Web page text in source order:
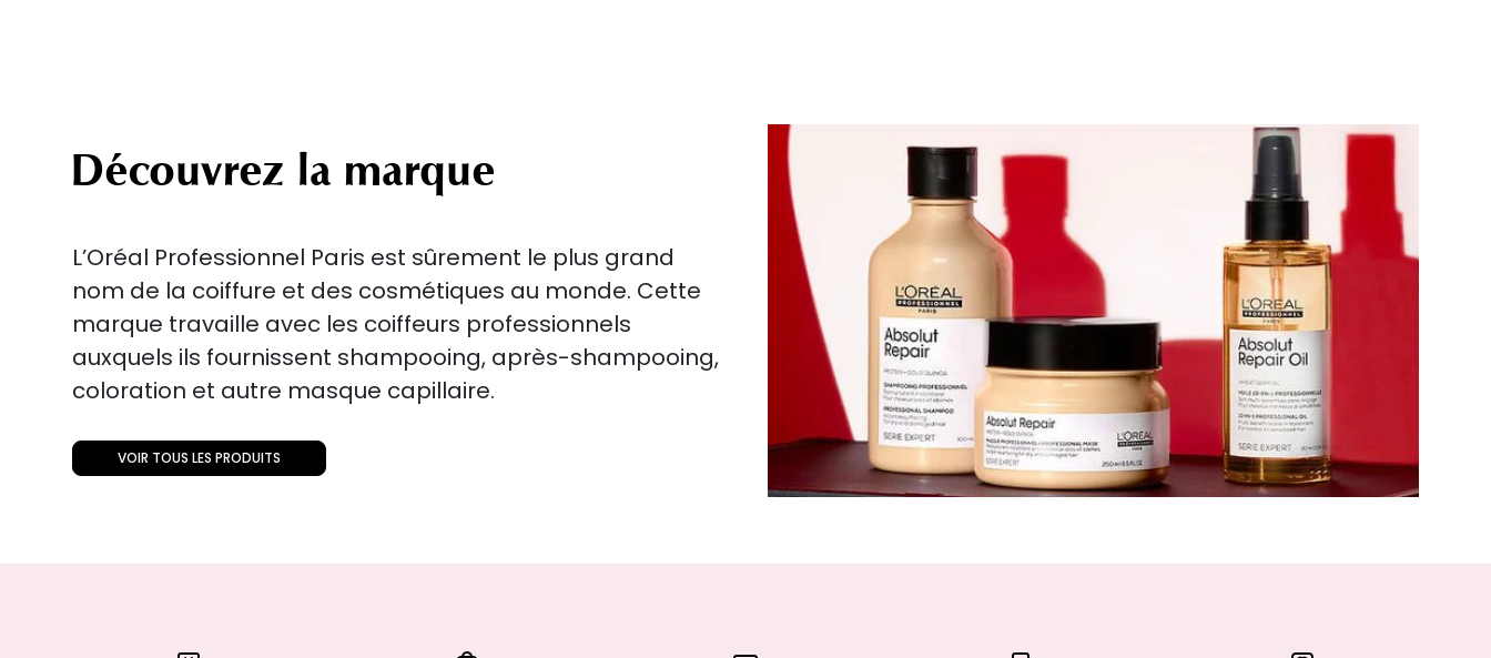
Découvrez la marque
L’Oréal Professionnel Paris est sûrement le plus grand
nom de la coiffure et des cosmétiques au monde. Cette
marque travaille avec les coiffeurs professionnels
auxquels ils fournissent shampooing, après-shampooing,
coloration et autre masque capillaire.
VOIR TOUS LES PRODUITS